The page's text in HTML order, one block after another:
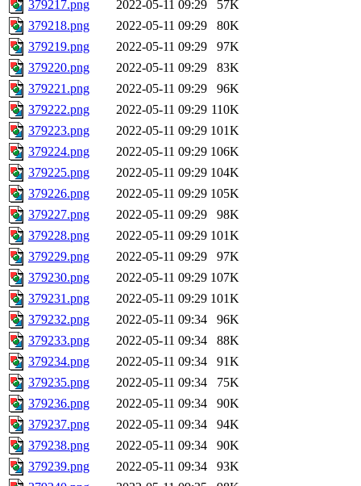
379217.png 2022-05-11 09:29
57K
379218.png
2022-05-11 09:29
80K
379219.png
2022-05-11 09:29
97K
379220.png
2022-05-11 09:29
83K
379221.png
2022-05-11 09:29
96K
379222.png
2022-05-11 09:29 110K
379223.png
2022-05-11 09:29 101K
379224.png
2022-05-11 09:29 106K
379225.png
2022-05-11 09:29 104K
379226.png
2022-05-11 09:29 105K
379227.png
2022-05-11 09:29
98K
379228.png
2022-05-11 09:29 101K
379229.png
2022-05-11 09:29
97K
379230.png
2022-05-11 09:29 107K
379231.png
2022-05-11 09:29 101K
379232.png
2022-05-11 09:34
96K
379233.png
2022-05-11 09:34
88K
379234.png
2022-05-11 09:34
91K
379235.png
2022-05-11 09:34
75K
379236.png
2022-05-11 09:34
90K
379237.png
2022-05-11 09:34
94K
379238.png
2022-05-11 09:34
90K
379239.png
2022-05-11 09:34
93K